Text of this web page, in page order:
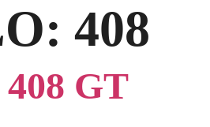
408
GT